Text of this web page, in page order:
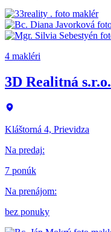
4 makléri
3D Realitná s.r.o.
Kláštorná 4, Prievidza
Na predaj:
7 ponúk
Na prenájom:
bez ponuky